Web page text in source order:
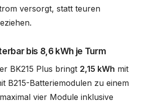
versorgt, statt teuren
bis 8,6 kWh je Turm
BK215 Plus bringt 2,15 kWh mit
B215-Batteriemodulen zu einem
vier Module inklusive